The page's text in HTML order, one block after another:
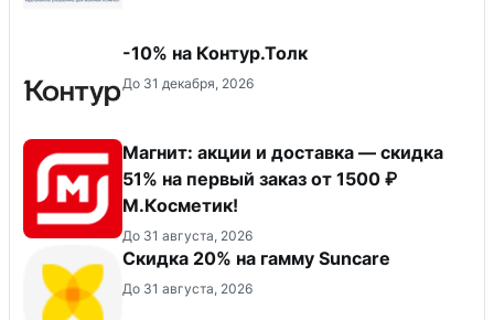
-10% на Контур.Толк
До 31 декабря, 2026
Магнит: акции и доставка — скидка
51% на первый заказ от 1500 ₽
М.Косметик!
До 31 августа, 2026
Скидка 20% на гамму Suncare
До 31 августа, 2026